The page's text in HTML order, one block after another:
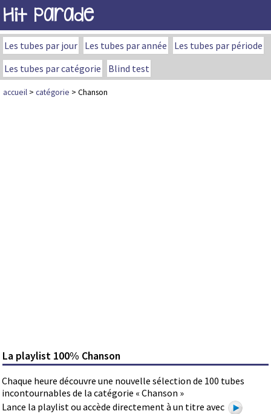
Hit Parade
Les tubes par jour Les tubes par année
Les tubes par période
Les tubes par catégorie
Blind test
accueil > catégorie > Chanson
La playlist 100% Chanson
Chaque heure découvre une nouvelle sélection de 100 tubes
incontournables de la catégorie « Chanson »
Lance la playlist ou accède directement à un titre avec